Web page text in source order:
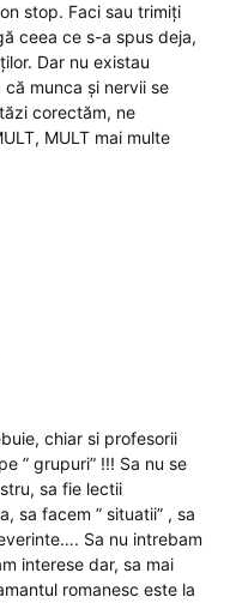
stop. Faci sau trimiți
ceea ce s-a spus deja,
Dar nu existau
munca și nervii se
corectăm, ne
MULT mai multe
chiar si profesorii
” grupuri” !!! Sa nu se
sa fie lectii
sa facem ” situatii” , sa
Sa nu intrebam
interese dar, sa mai
romanesc este la